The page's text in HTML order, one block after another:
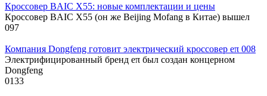
Кроссовер BAIC X55: новые комплектации и цены
Кроссовер BAIC X55 (он же Beijing Mofang в Китае) вышел
097
Компания Dongfeng готовит электрический кроссовер eπ 008
Электрифицированный бренд eπ был создан концерном
Dongfeng
0133